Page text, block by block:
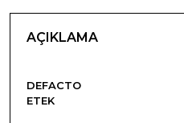
AÇIKLAMA
DEFACTO
ETEK